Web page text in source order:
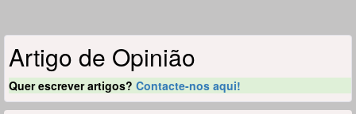
Artigo de Opinião
Quer escrever artigos? Contacte-nos aqui!